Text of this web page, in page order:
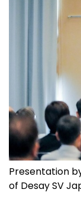
Presentation
of Desay SV